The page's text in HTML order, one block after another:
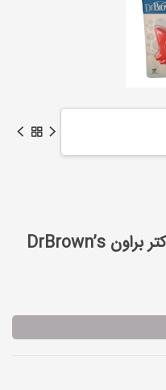
دندان گیر سیلیکونی کودک دکتر براون DrBrown’s